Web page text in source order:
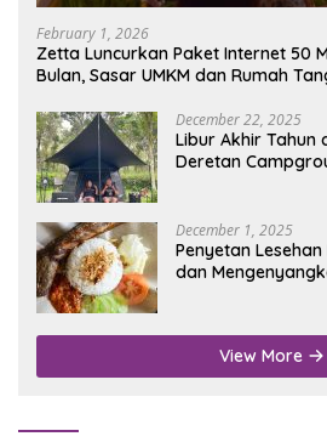
February 1, 2026
Zetta Luncurkan Paket Internet 50
Bulan, Sasar UMKM dan Rumah
December 22, 2025
Libur Akhir Tahun
Deretan
December 1, 2025
Penyetan
dan
View More